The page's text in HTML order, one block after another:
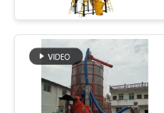
FABRIEKSREIS
De
partijkorrel